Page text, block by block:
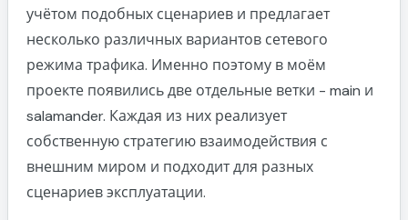
учётом подобных сценариев и предлагает
несколько различных вариантов сетевого
режима трафика. Именно поэтому в моём
проекте появились две отдельные ветки - main и
salamander. Каждая из них реализует
собственную стратегию взаимодействия с
внешним миром и подходит для разных
сценариев эксплуатации.